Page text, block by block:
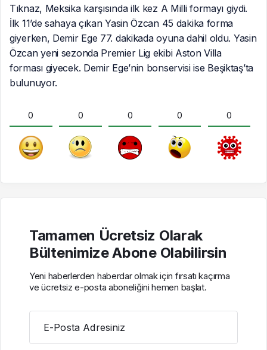
Tıknaz, Meksika karşısında ilk kez A Milli formayı giydi.
İlk 11’de sahaya çıkan Yasin Özcan 45 dakika forma
giyerken, Demir Ege 77. dakikada oyuna dahil oldu. Yasin
Özcan yeni sezonda Premier Lig ekibi Aston Villa
forması giyecek. Demir Ege’nin bonservisi ise Beşiktaş’ta
bulunuyor.
0 0 0 0 0
Tamamen Ücretsiz Olarak
Bültenimize Abone Olabilirsin
Yeni haberlerden haberdar olmak için fırsatı kaçırma
ve ücretsiz e-posta aboneliğini hemen başlat.
E-Posta Adresiniz